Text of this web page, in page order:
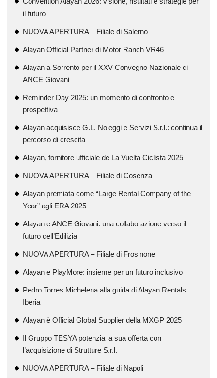
il futuro
NUOVA APERTURA – Filiale di Salerno
Alayan Official Partner di Motor Ranch VR46
Alayan a Sorrento per il XXV Convegno Nazionale di
ANCE Giovani
Reminder Day 2025: un momento di confronto e
prospettiva
Alayan acquisisce G.L. Noleggi e Servizi S.r.l.: continua il
percorso di crescita
Alayan, fornitore ufficiale de La Vuelta Ciclista 2025
NUOVA APERTURA – Filiale di Cosenza
Alayan premiata come “Large Rental Company of the
Year” agli ERA 2025
Alayan e ANCE Giovani: una collaborazione verso il
futuro dell’Edilizia
NUOVA APERTURA – Filiale di Frosinone
Alayan e PlayMore: insieme per un futuro inclusivo
Pedro Torres Michelena alla guida di Alayan Rentals
Iberia
Alayan è Official Global Supplier della MXGP 2025
Il Gruppo TESYA potenzia la sua offerta con
l’acquisizione di Strutture S.r.l.
NUOVA APERTURA – Filiale di Napoli